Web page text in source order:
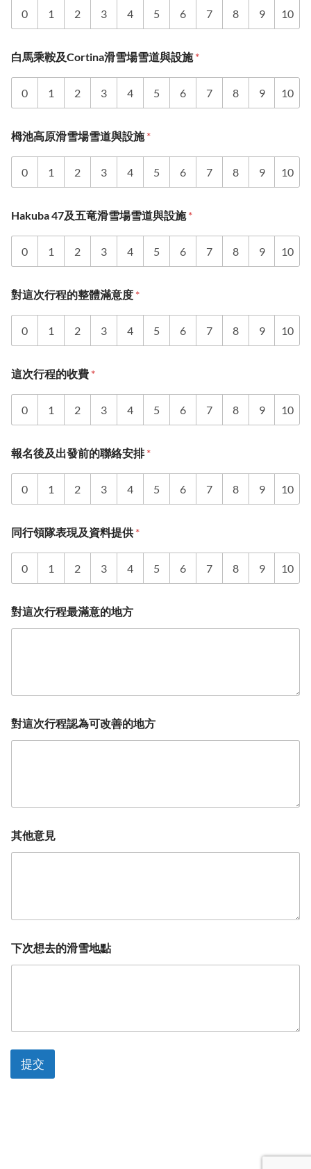
0 1 2 3 4 5 6 7 8 9 10
白馬乘鞍及Cortina滑雪場雪道與設施*
0 1 2 3 4 5 6 7 8 9 10
栂池高原滑雪場雪道與設施*
0 1 2 3 4 5 6 7 8 9 10
Hakuba 47及五竜滑雪場雪道與設施*
0 1 2 3 4 5 6 7 8 9 10
對這次行程的整體滿意度 *
0 1 2 3 4 5 6 7 8 9 10
這次行程的收費 *
0 1 2 3 4 5 6 7 8 9 10
報名後及出發前的聯絡安排*
0 1 2 3 4 5 6 7 8 9 10
同行領隊表現及資料提供 *
0 1 2 3 4 5 6 7 8 9 10
對這次行程最滿意的地方
對這次行程認為可改善的地方
其他意見
下次想去的滑雪地點
提交